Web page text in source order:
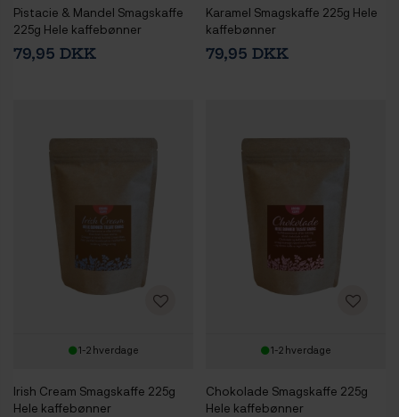
Pistacie & Mandel Smagskaffe
225g Hele kaffebønner
79,95 DKK
Karamel Smagskaffe 225g Hele
kaffebønner
79,95 DKK
1-2 hverdage
Irish Cream Smagskaffe 225g
Hele kaffebønner
1-2 hverdage
Chokolade Smagskaffe 225g
Hele kaffebønner